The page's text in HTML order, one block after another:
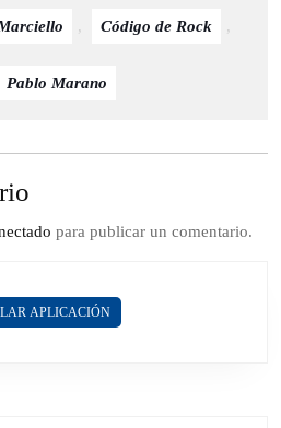
, Código de Rock ,
Pablo Marano
para publicar un comentario.
APLICACIÓN